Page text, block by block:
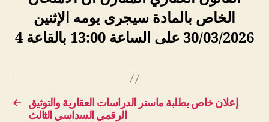
الخاص بالمادة سيجرى يومه الإثنين
30/03/2026 على الساعة 13:00 بالقاعة 4
←
إعلان خاص بطلبة ماستر الدراسات العقارية والتوثيق
الرقمي السداسي الثالث